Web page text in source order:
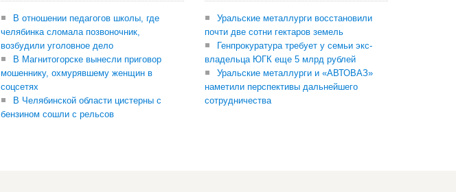
В отношении педагогов школы, где
челябинка сломала позвоночник,
возбудили уголовное дело
В Магнитогорске вынесли приговор
мошеннику, охмурявшему женщин в
соцсетях
В Челябинской области цистерны с
бензином сошли с рельсов
Уральские металлурги восстановили
почти две сотни гектаров земель
Генпрокуратура требует у семьи экс-
владельца ЮГК еще 5 млрд рублей
Уральские металлурги и «АВТОВАЗ»
наметили перспективы дальнейшего
сотрудничества